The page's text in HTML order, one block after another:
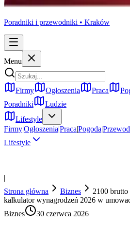
Poradniki i przewodniki • Kraków
Menu
Firmy Ogłoszenia Praca
Poradniki
Ludzie
Lifestyle
Firmy|Ogłoszenia|Praca|Pogoda|
Lifestyle
|
Strona główna
Biznes
2100
kalkulator wynagrodzeń 2026 w
Biznes
30 czerwca 2026